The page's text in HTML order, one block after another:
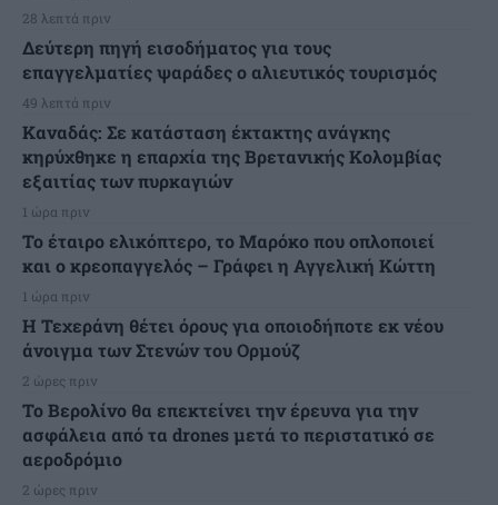
28 λεπτά πριν
Δεύτερη πηγή εισοδήματος για τους
επαγγελματίες ψαράδες ο αλιευτικός τουρισμός
49 λεπτά πριν
Καναδάς: Σε κατάσταση έκτακτης ανάγκης
κηρύχθηκε η επαρχία της Βρετανικής Κολομβίας
εξαιτίας των πυρκαγιών
1 ώρα πριν
Το έταιρο ελικόπτερο, το Μαρόκο που οπλοποιεί
και ο κρεοπαγγελός – Γράφει η Αγγελική Κώττη
1 ώρα πριν
Η Τεχεράνη θέτει όρους για οποιοδήποτε εκ νέου
άνοιγμα των Στενών του Ορμούζ
2 ώρες πριν
Το Βερολίνο θα επεκτείνει την έρευνα για την
ασφάλεια από τα drones μετά το περιστατικό σε
αεροδρόμιο
2 ώρες πριν